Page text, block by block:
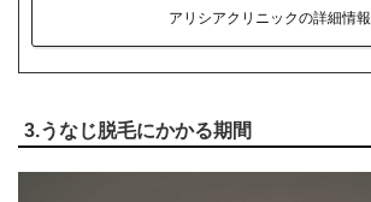
アリシアクリニックの詳細情報
3.うなじ脱毛にかかる期間